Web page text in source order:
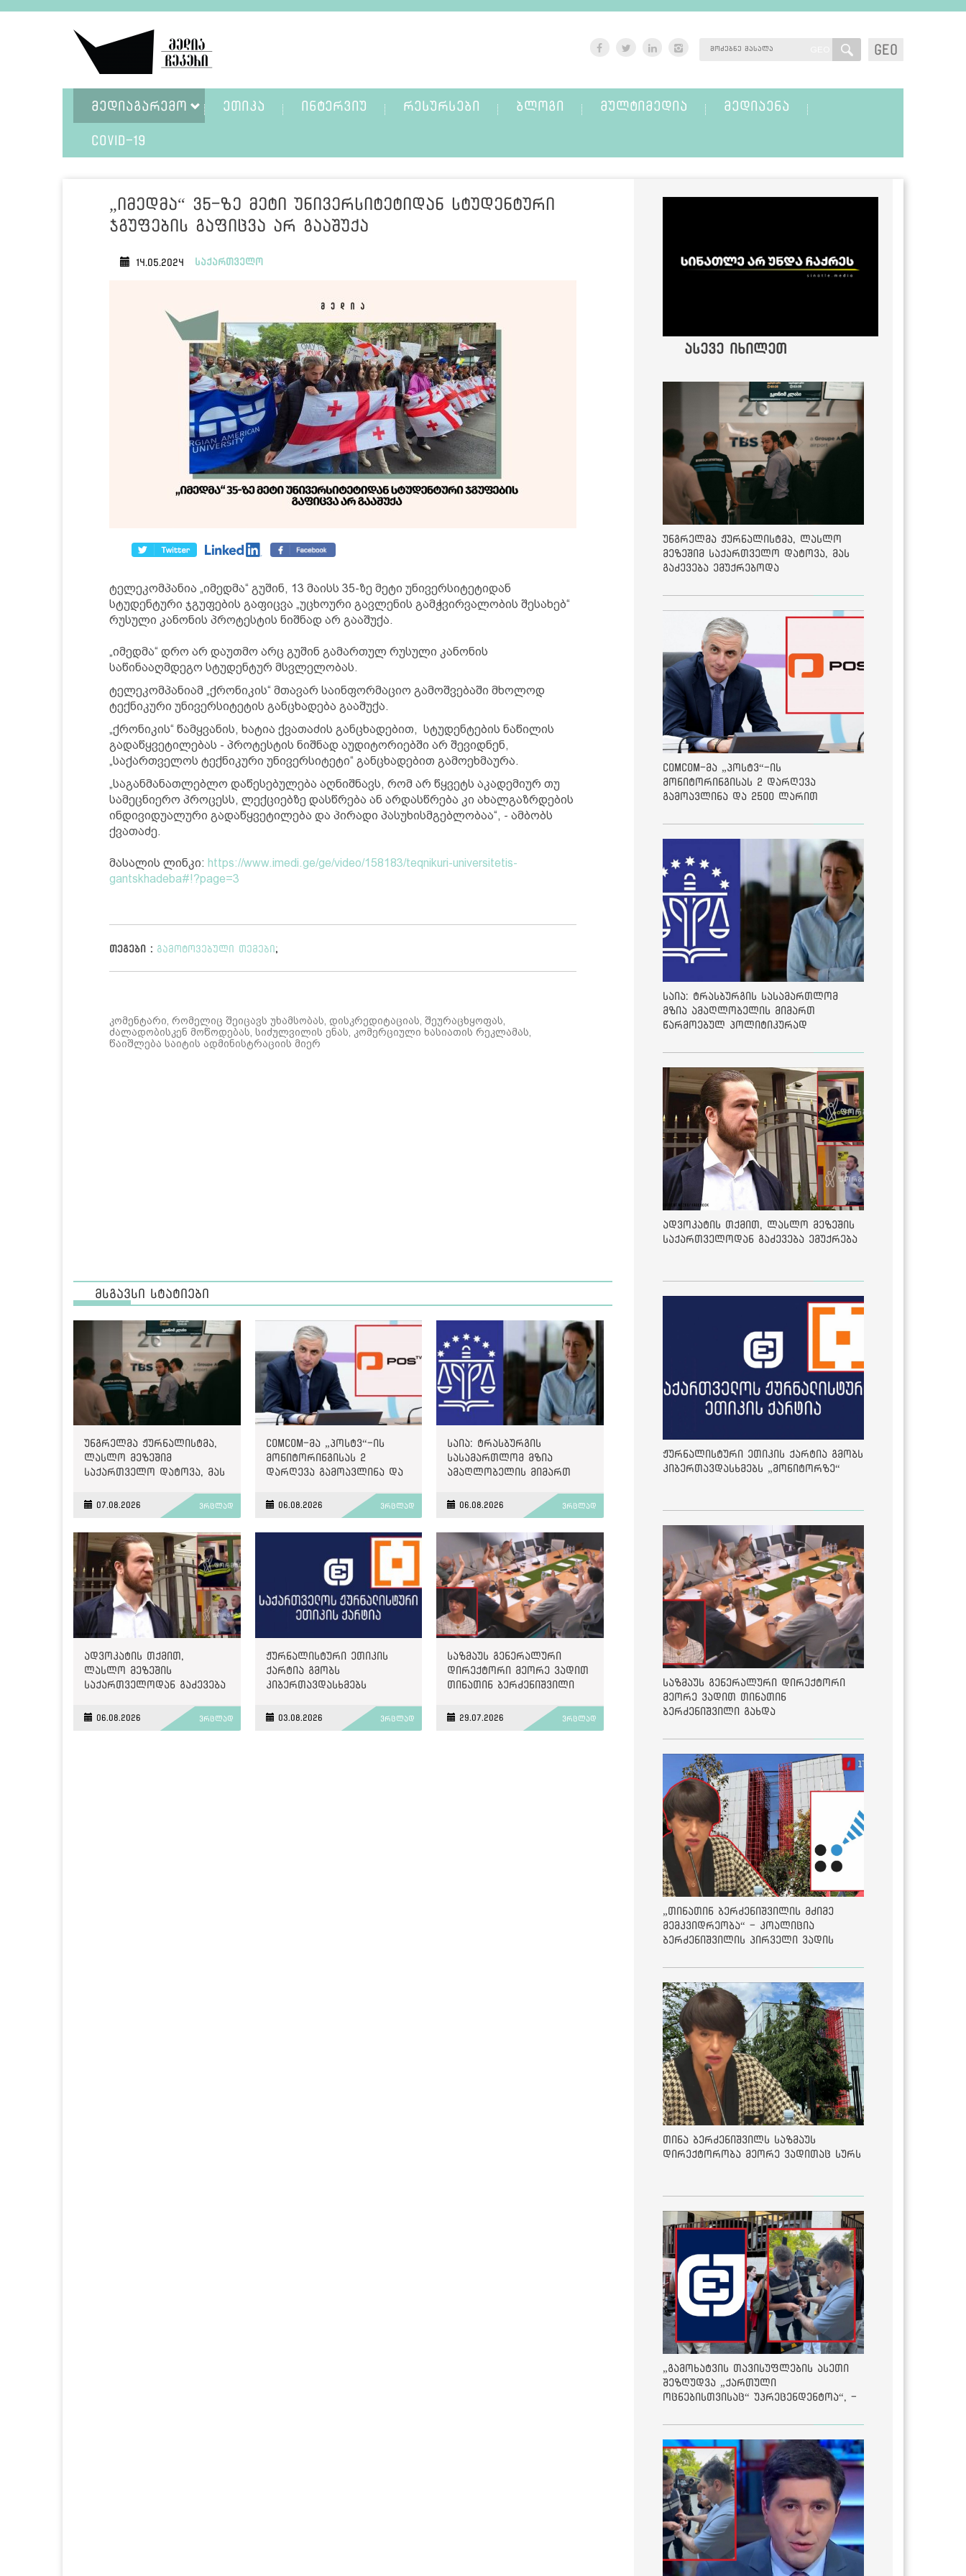
GEO
ᲛᲔᲓᲘᲐᲒᲐᲠᲔᲛᲝ ᲔᲗᲘᲙᲐ ᲘᲜᲢᲔᲠᲕᲘᲣ ᲠᲔᲡᲣᲠᲡᲔᲑᲘ ᲑᲚᲝᲒᲘ ᲛᲣᲚᲢᲘᲛᲔᲓᲘᲐ ᲛᲔᲓᲘᲐᲔᲜᲐ
COVID-19
„იმედმა“ 35-ზე მეტი უნივერსიტეტიდან სტუდენტური
ჯგუფების გაფიცვა არ გააშუქა
14.05.2024 საქართველო
ტელეკომპანია „იმედმა“ გუშინ, 13 მაისს 35-ზე მეტი უნივერსიტეტიდან
სტუდენტური ჯგუფების გაფიცვა „უცხოური გავლენის გამჭვირვალობის შესახებ“
რუსული კანონის პროტესტის ნიშნად არ გააშუქა.
„იმედმა“ დრო არ დაუთმო არც გუშინ გამართულ რუსული კანონის
საწინააღმდეგო სტუდენტურ მსვლელობას.
ტელეკომპანიამ „ქრონიკის“ მთავარ საინფორმაციო გამოშვებაში მხოლოდ
ტექნიკური უნივერსიტეტის განცხადება გააშუქა.
„ქრონიკის“ წამყვანის, ხატია ქვათაძის განცხადებით, სტუდენტების ნაწილის
გადაწყვეტილებას - პროტესტის ნიშნად აუდიტორიებში არ შევიდნენ,
„საქართველოს ტექნიკური უნივერსიტეტი“ განცხადებით გამოეხმაურა.
„საგანმანათლებლო დაწესებულება აღნიშნავს, რომ არ წყვეტს აკადემიურ თუ
სამეცნიერო პროცესს, ლექციებზე დასწრება ან არდასწრება კი ახალგაზრდების
ინდივიდუალური გადაწყვეტილება და პირადი პასუხისმგებლობაა“, - ამბობს
ქვათაძე.
მასალის ლინკი: https://www.imedi.ge/ge/video/158183/teqnikuri-universitetis-
gantskhadeba#!?page=3
თეგები : გამოტოვებული თემები ;
კომენტარი, რომელიც შეიცავს უხამსობას, დისკრედიტაციას, შეურაცხყოფას,
ძალადობისკენ მოწოდებას, სიძულვილის ენას, კომერციული ხასიათის რეკლამას,
წაიშლება საიტის ადმინისტრაციის მიერ
მსგავსი სტატიები
უნგრელმა ჟურნალისტმა,
ლასლო მეზეშიმ
საქართველო დატოვა, მას
07.08.2026 ვრცლად
ComCom-მა „პოსტვ“-ის
მონიტორინგისას 2
დარღევა გამოავლინა და
06.08.2026 ვრცლად
საია: ტრასბურგის
სასამართლომ მზია
ამაღლობელის მიმართ
მოტივირებულ ბრალდების
საქმეზე მეოთხე საჩივარი
06.08.2026 ვრცლად
ადვოკატის თქმით,
ლასლო მეზეშის
საქართველოდან გაძევება
06.08.2026 ვრცლად
ჟურნალისტური ეთიკის
ქარტია გმობს
კიბერთავდასხმებს
03.08.2026 ვრცლად
საზმაუს გენერალური
დირექტორი მეორე ვადით
თინათინ ბერძენიშვილი
29.07.2026 ვრცლად
ასევე იხილეთ
უნგრელმა ჟურნალისტმა, ლასლო
მეზეშიმ საქართველო დატოვა, მას
გაძევება ემუქრებოდა
ComCom-მა „პოსტვ“-ის
მონიტორინგისას 2 დარღევა
გამოავლინა და 2500 ლარით
საია: ტრასბურგის სასამართლომ
მზია ამაღლობელის მიმართ
წარმოებულ პოლიტიკურად
მეოთხე საჩივარი დაარეგისტრირა
ადვოკატის თქმით, ლასლო მეზეშის
საქართველოდან გაძევება ემუქრება
ჟურნალისტური ეთიკის ქარტია გმობს
კიბერთავდასხმებს „მონიტორზე“
საზმაუს გენერალური დირექტორი
მეორე ვადით თინათინ
ბერძენიშვილი გახდა
„თინათინ ბერძენიშვილის მძიმე
მემკვიდრეობა“ - კოალიცია
ბერძენიშვილის პირველი ვადის
თინა ბერძენიშვილს საზმაუს
დირექტორობა მეორე ვადითაც სურს
„გამოხატვის თავისუფლების ასეთი
შეზღუდვა „ქართული
ოცნებისთვისაც“ უპრეცენდენტოა“, -